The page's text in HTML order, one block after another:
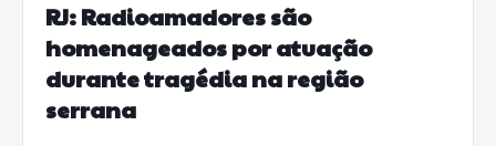
RJ: Radioamadores são
homenageados por atuação
durante tragédia na região
serrana